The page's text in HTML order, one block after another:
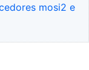
mosi2 e